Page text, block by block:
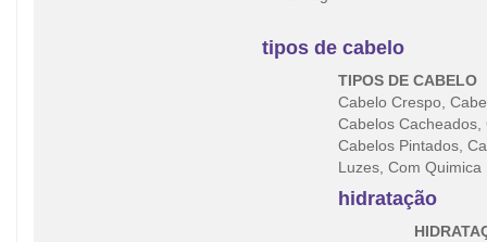
tipos de cabelo
TIPOS DE CABELO
Cabelo Crespo,
Cabelos
Cabelos Pintados,
Luzes, Com Quimica
hidratação